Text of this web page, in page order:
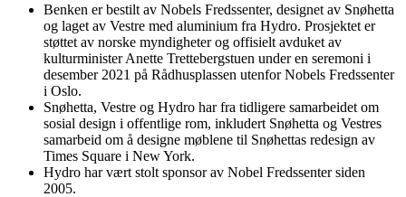
Benken er bestilt av Nobels Fredssenter, designet av Snøhetta
og laget av Vestre med aluminium fra Hydro. Prosjektet er
støttet av norske myndigheter og offisielt avduket av
kulturminister Anette Trettebergstuen under en seremoni i
desember 2021 på Rådhusplassen utenfor Nobels Fredssenter
i Oslo.
Snøhetta, Vestre og Hydro har fra tidligere samarbeidet om
sosial design i offentlige rom, inkludert Snøhetta og Vestres
samarbeid om å designe møblene til Snøhettas redesign av
Times Square i New York.
Hydro har vært stolt sponsor av Nobel Fredssenter siden
2005.